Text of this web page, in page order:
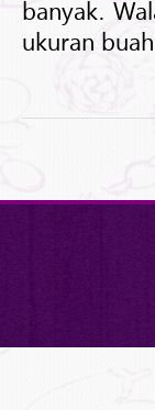
banyak.
ukuran